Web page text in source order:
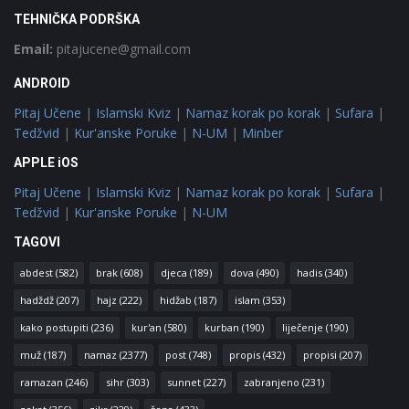
TEHNIČKA PODRŠKA
Email: pitajucene@gmail.com
ANDROID
Pitaj Učene | Islamski Kviz | Namaz korak po korak | Sufara |
Tedžvid | Kur'anske Poruke | N-UM | Minber
APPLE iOS
Pitaj Učene | Islamski Kviz | Namaz korak po korak | Sufara |
Tedžvid | Kur'anske Poruke | N-UM
TAGOVI
abdest (582) brak (608) djeca (189) dova (490) hadis (340)
hadždž (207) hajz (222) hidžab (187) islam (353)
kako postupiti (236) kur'an (580) kurban (190) liječenje (190)
muž (187) namaz (2377) post (748) propis (432) propisi (207)
ramazan (246) sihr (303) sunnet (227) zabranjeno (231)